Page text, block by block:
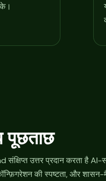
पूछताछ
उत्तर प्रदान करता है
की स्पष्टता, और